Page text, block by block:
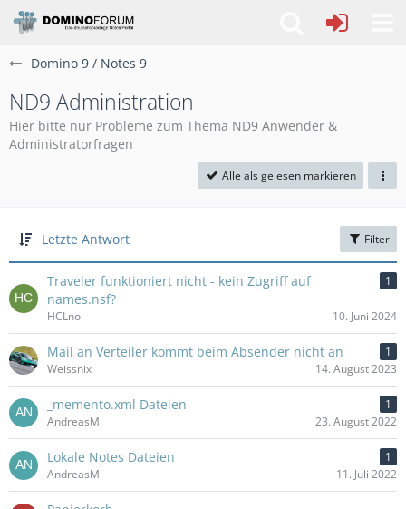
Domino 9 / Notes 9
ND9 Administration
Hier bitte nur Probleme zum Thema ND9 Anwender &
Administratorfragen
Alle als gelesen markieren
Letzte Antwort Filter
Traveler funktioniert nicht - kein Zugriff auf
names.nsf?
1
HCLno 10. Juni 2024
Mail an Verteiler kommt beim Absender nicht an
1
Weissnix
14. August 2023
_memento.xml Dateien
1
AndreasM
23. August 2022
Lokale Notes Dateien
1
AndreasM
11. Juli 2022